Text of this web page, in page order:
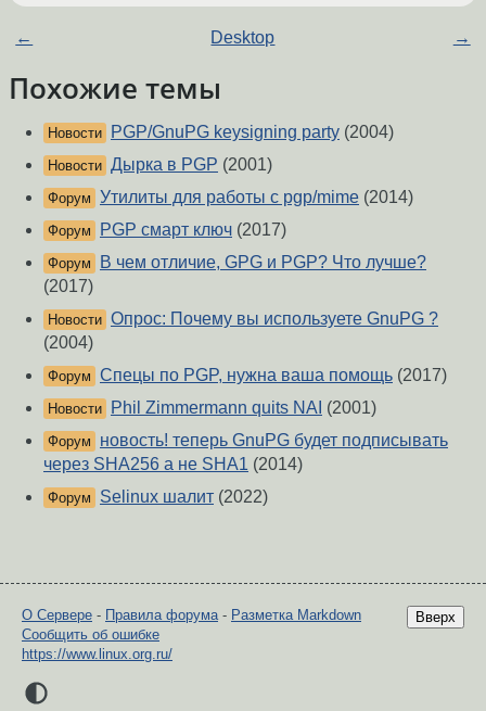
← Desktop →
Похожие темы
Новости PGP/GnuPG keysigning party (2004)
Новости Дырка в PGP (2001)
Форум Утилиты для работы с pgp/mime (2014)
Форум PGP смарт ключ (2017)
Форум
В чем отличие, GPG и PGP? Что лучше?
(2017)
Новости Опрос: Почему вы используете GnuPG ?
(2004)
Форум Спецы по PGP, нужна ваша помощь (2017)
Новости Phil Zimmermann quits NAI (2001)
Форум
новость! теперь GnuPG будет подписывать
через SHA256 а не SHA1 (2014)
Форум Selinux шалит (2022)
Вверх
О Сервере - Правила форума- Разметка Markdown
Сообщить об ошибке
https://www.linux.org.ru/